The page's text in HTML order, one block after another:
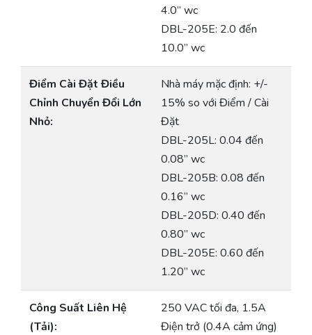
4.0” wc
DBL-205E: 2.0 đến
10.0” wc
Điểm Cài Đặt Điều
Chỉnh Chuyển Đổi Lớn
Nhỏ:
Nhà máy mặc định: +/-
15% so với Điểm / Cài
Đặt
DBL-205L: 0.04 đến
0.08” wc
DBL-205B: 0.08 đến
0.16” wc
DBL-205D: 0.40 đến
0.80” wc
DBL-205E: 0.60 đến
1.20” wc
Công Suất Liên Hệ
(Tải):
250 VAC tối đa, 1.5A
Điện trở (0.4A cảm ứng)